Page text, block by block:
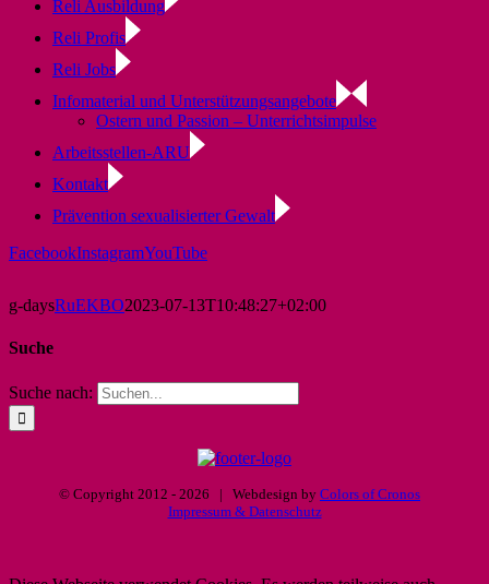
Reli Ausbildung
Reli Profis
Reli Jobs
Infomaterial und Unterstützungsangebote
Ostern und Passion – Unterrichtsimpulse
Arbeitsstellen-ARU
Kontakt
Prävention sexualisierter Gewalt
FacebookInstagramYouTube
g-daysRuEKBO2023-07-13T10:48:27+02:00
Suche
Suche nach:
© Copyright 2012 - 2026 | Webdesign by Colors of Cronos
Impressum & Datenschutz